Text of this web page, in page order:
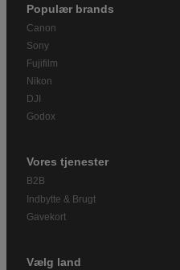
Populær brands
Canon
Sony
Fujifilm
Nikon
DJI
Godox
Vores tjenester
B2B
Indbytte & Brugt
Gavekort
Vælg land